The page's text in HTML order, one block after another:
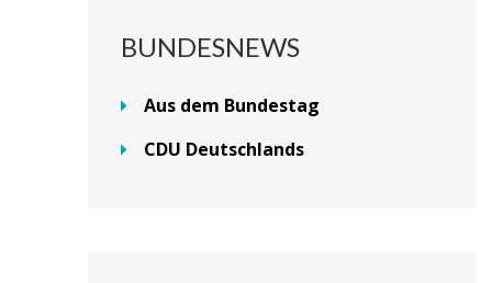
BUNDESNEWS
Aus dem Bundestag
CDU Deutschlands